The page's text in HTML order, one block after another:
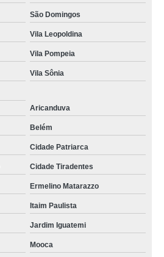
São Domingos
Vila Leopoldina
Vila Pompeia
Vila Sônia
Aricanduva
Belém
Cidade Patriarca
Cidade Tiradentes
Ermelino Matarazzo
Itaim Paulista
Jardim Iguatemi
Mooca